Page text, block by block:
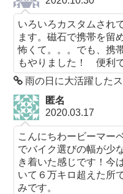
いろいろカスタムされ
ます。磁石で携帯を留
怖くて。。。でも、携
もやりました！ 便利
雨の日に大活躍した
匿名
2020.03.17
こんにちわービーマー
でバイク選びの幅が少
き着いた感じです！今
いて６万キロ超えた所
みです。